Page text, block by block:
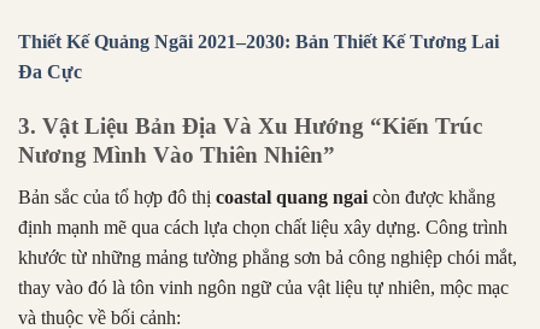
Thiết Kế Quảng Ngãi 2021–2030: Bản Thiết Kế Tương Lai
Đa Cực
3. Vật Liệu Bản Địa Và Xu Hướng “Kiến Trúc
Nương Mình Vào Thiên Nhiên”
Bản sắc của tổ hợp đô thị coastal quang ngai còn được khẳng
định mạnh mẽ qua cách lựa chọn chất liệu xây dựng. Công trình
khước từ những mảng tường phẳng sơn bả công nghiệp chói mắt,
thay vào đó là tôn vinh ngôn ngữ của vật liệu tự nhiên, mộc mạc
và thuộc về bối cảnh: